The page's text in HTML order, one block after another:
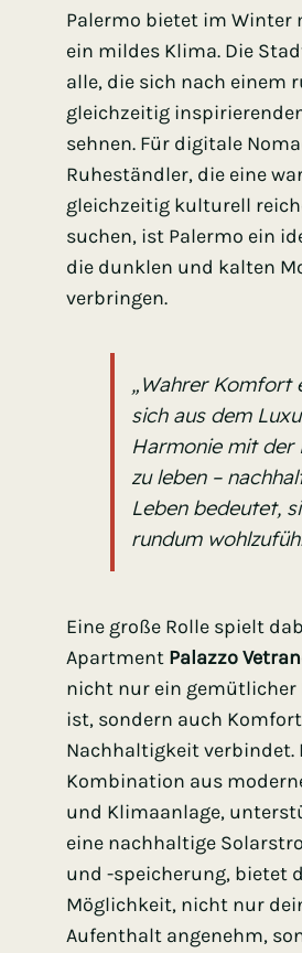
Palermo bietet im Winter
ein mildes Klima. Die
alle, die sich nach einem
gleichzeitig
sehnen. Für digitale
Ruheständler, die eine
gleichzeitig kulturell
suchen, ist Palermo ein
die dunklen und kalten
verbringen.
„Wahrer Komfort
sich aus dem
Harmonie mit der
zu leben –
Leben bedeutet,
rundum
Eine große Rolle spielt
Apartment Palazzo
nicht nur ein gemütlicher
ist, sondern auch
Nachhaltigkeit verbindet.
Kombination aus
und Klimaanlage,
eine nachhaltige
und -speicherung, bietet
Möglichkeit, nicht nur
Aufenthalt angenehm,